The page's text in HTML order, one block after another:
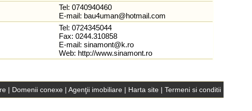
Tel: 0740940460
E-mail: bau4uman@hotmail.com
Tel: 0724345044
Fax: 0244.310858
E-mail: sinamont@k.ro
Web: http://www.sinamont.ro
| Domenii conexe| Agenţii imobiliare| Harta site| Termeni si conditii